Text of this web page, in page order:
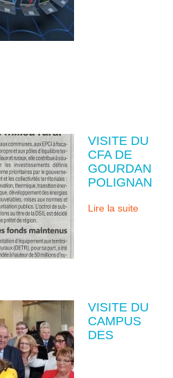
VISITE DU
CFA DE
GOURDAN
POLIGNAN
Lire la suite
VISITE DU
CAMPUS
DES